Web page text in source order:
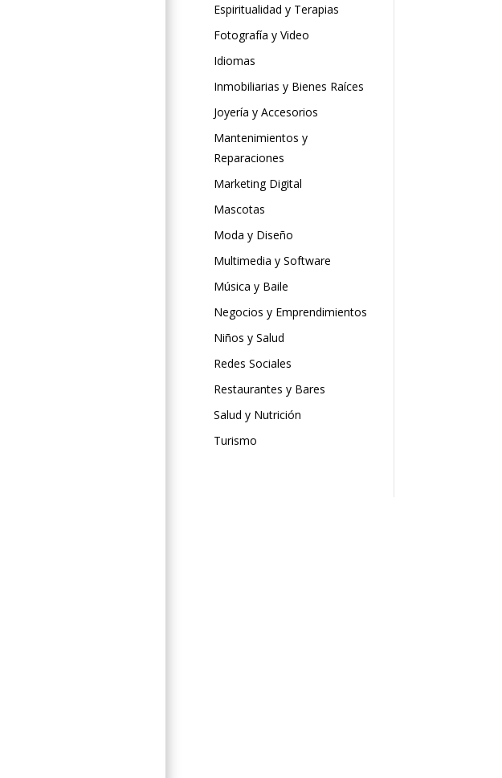
Espiritualidad y Terapias
Fotografía y Video
Idiomas
Inmobiliarias y Bienes Raíces
Joyería y Accesorios
Mantenimientos y
Reparaciones
Marketing Digital
Mascotas
Moda y Diseño
Multimedia y Software
Música y Baile
Negocios y Emprendimientos
Niños y Salud
Redes Sociales
Restaurantes y Bares
Salud y Nutrición
Turismo